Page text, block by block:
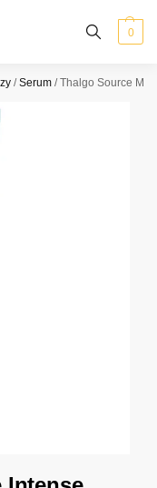
0
/Serum /Thalgo Source